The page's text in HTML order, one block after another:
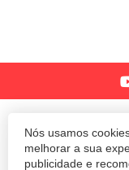
Nós usamos
melhorar a sua
publicidade e